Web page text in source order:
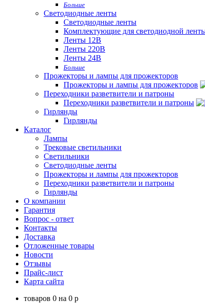
Больше
Светодиодные ленты
Светодиодные ленты
Комплектующие для светодиодной
Ленты 12В
Ленты 220В
Ленты 24В
Больше
Прожекторы и лампы для прожекторов
Прожекторы и лампы для прожекторов
Переходники разветвители и патроны
Переходники разветвители и патроны
Гирлянды
Гирлянды
Каталог
Лампы
Трековые светильники
Светильники
Светодиодные ленты
Прожекторы и лампы для прожекторов
Переходники разветвители и патроны
Гирлянды
О компании
Гарантия
Вопрос - ответ
Контакты
Доставка
Отложенные товары
Новости
Отзывы
Прайс-лист
Карта сайта
товаров 0 на 0 p